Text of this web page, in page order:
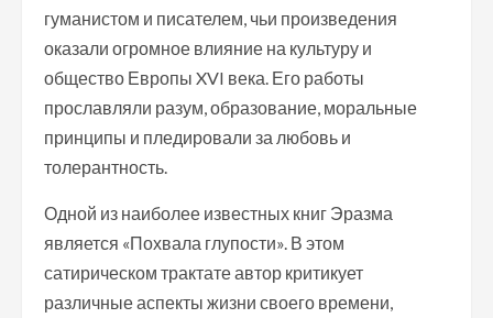
гуманистом и писателем, чьи произведения
оказали огромное влияние на культуру и
общество Европы XVI века. Его работы
прославляли разум, образование, моральные
принципы и пледировали за любовь и
толерантность.
Одной из наиболее известных книг Эразма
является «Похвала глупости». В этом
сатирическом трактате автор критикует
различные аспекты жизни своего времени,